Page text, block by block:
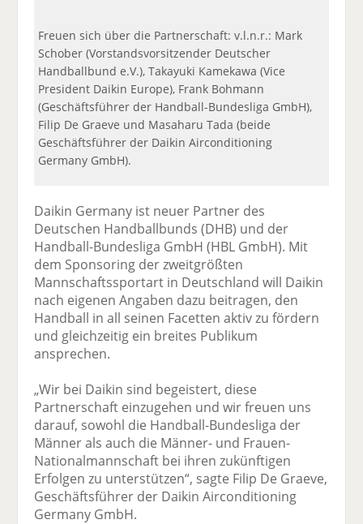
Freuen sich über die Partnerschaft: v.l.n.r.: Mark
Schober (Vorstandsvorsitzender Deutscher
Handballbund e.V.), Takayuki Kamekawa (Vice
President Daikin Europe), Frank Bohmann
(Geschäftsführer der Handball-Bundesliga GmbH),
Filip De Graeve und Masaharu Tada (beide
Geschäftsführer der Daikin Airconditioning
Germany GmbH).
Daikin Germany ist neuer Partner des
Deutschen Handballbunds (DHB) und der
Handball-Bundesliga GmbH (HBL GmbH). Mit
dem Sponsoring der zweitgrößten
Mannschaftssportart in Deutschland will Daikin
nach eigenen Angaben dazu beitragen, den
Handball in all seinen Facetten aktiv zu fördern
und gleichzeitig ein breites Publikum
ansprechen.
„Wir bei Daikin sind begeistert, diese
Partnerschaft einzugehen und wir freuen uns
darauf, sowohl die Handball-Bundesliga der
Männer als auch die Männer- und Frauen-
Nationalmannschaft bei ihren zukünftigen
Erfolgen zu unterstützen“, sagte Filip De Graeve,
Geschäftsführer der Daikin Airconditioning
Germany GmbH.